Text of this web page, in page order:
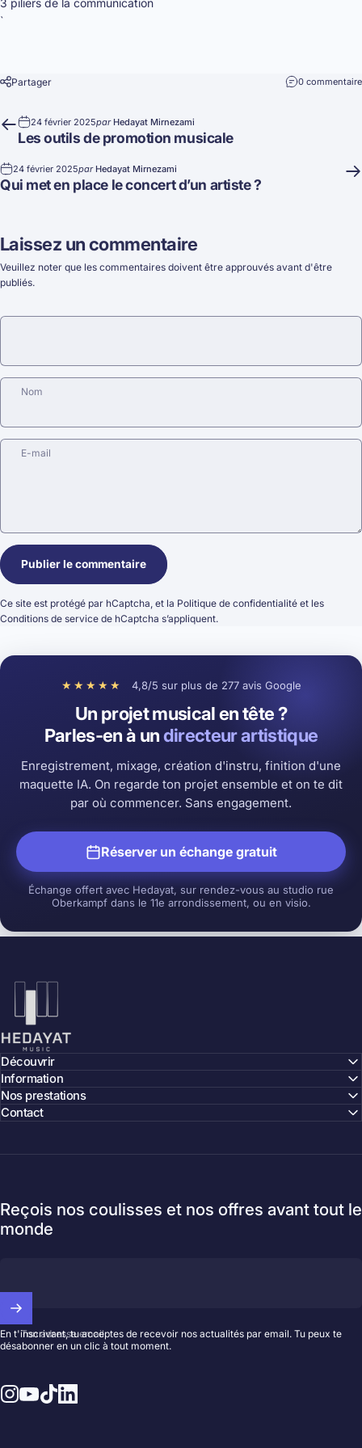
3 piliers de la communication
`
Partager 0 commentaire
24 février 2025par Hedayat Mirnezami
Les outils de promotion musicale
24 février 2025par Hedayat Mirnezami
Qui met en place le concert d’un artiste ?
Laissez un commentaire
Veuillez noter que les commentaires doivent être approuvés avant d'être
publiés.
Nom
E-mail
Message
Publier le commentaire
Ce site est protégé par hCaptcha, et la Politique de confidentialité et les
Conditions de service de hCaptcha s’appliquent.
★★★★★ 4,8/5 sur plus de 277 avis Google
Un projet musical en tête ?
Parles-en à undirecteur artistique
Enregistrement, mixage, création d'instru, finition d'une
maquette IA. On regarde ton projet ensemble et on te dit
par où commencer. Sans engagement.
Réserver un échange gratuit
Échange offert avec Hedayat, sur rendez-vous au studio rue
Oberkampf dans le 11e arrondissement, ou en visio.
Hedayat Music
Découvrir
Information
Nos prestations
Contact
Reçois nos coulisses et nos offres avant tout le
monde
Ton adresse email
En t'inscrivant, tu acceptes de recevoir nos actualités par email. Tu peux te
désabonner en un clic à tout moment.